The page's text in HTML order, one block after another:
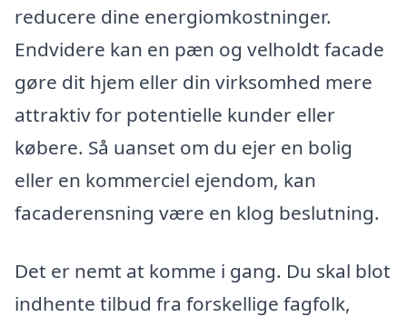
reducere dine energiomkostninger.
Endvidere kan en pæn og velholdt facade
gøre dit hjem eller din virksomhed mere
attraktiv for potentielle kunder eller
købere. Så uanset om du ejer en bolig
eller en kommerciel ejendom, kan
facaderensning være en klog beslutning.
Det er nemt at komme i gang. Du skal blot
indhente tilbud fra forskellige fagfolk,